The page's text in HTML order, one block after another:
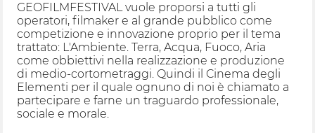
GEOFILMFESTIVAL vuole proporsi a tutti gli
operatori, filmaker e al grande pubblico come
competizione e innovazione proprio per il tema
trattato: L'Ambiente. Terra, Acqua, Fuoco, Aria
come obbiettivi nella realizzazione e produzione
di medio-cortometraggi. Quindi il Cinema degli
Elementi per il quale ognuno di noi è chiamato a
partecipare e farne un traguardo professionale,
sociale e morale.